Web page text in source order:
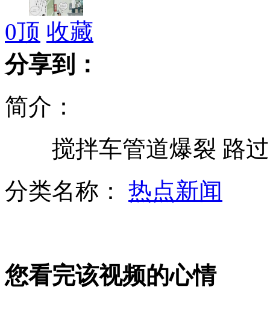
母女进银行避雨被保安请离
黄牛叫板卫生厅长:你们治不了我
0顶 收藏
分享到：
简介：
搅拌车管道爆裂 路过
分类名称： 热点新闻
您看完该视频的心情